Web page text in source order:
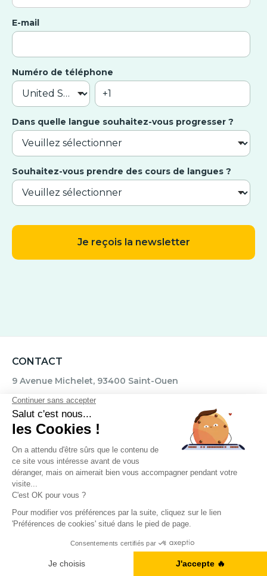
E-mail
Numéro de téléphone
Dans quelle langue souhaitez-vous progresser ?
Souhaitez-vous prendre des cours de langues ?
A1, B2, C1... Vous en êtes où ?
Je fais le test
CONTACT
9 Avenue Michelet, 93400 Saint-Ouen
Nous appeler : 01 88 32 79 92
Nous contacter par mail
Blog
ÉCOLE DE LANGUES
Qui sommes-nous ?